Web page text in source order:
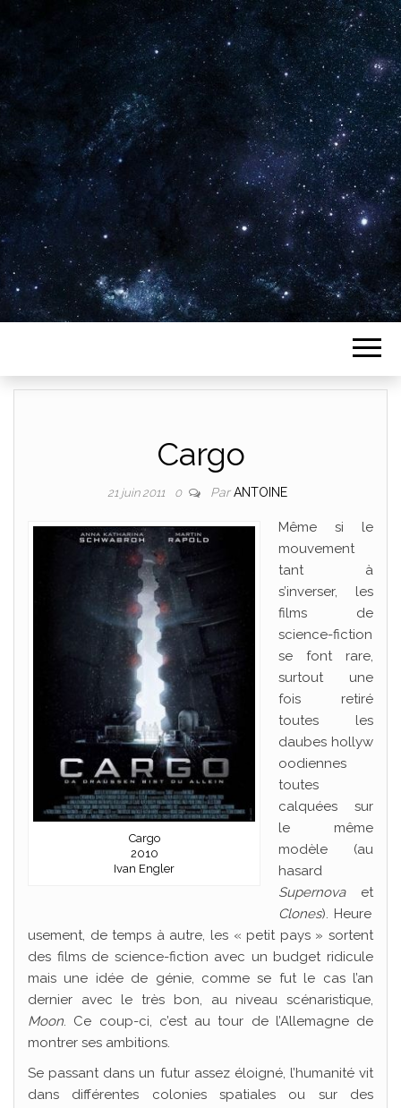
Plus de 2800 critiques de films
Cargo
21 juin 2011 0 ParANTOINE
Cargo
2010
Ivan Engler
Même si le
mouvement
tant à
s’inverser, les
films de
science-fiction
se font rare,
surtout une
fois retiré
toutes les
daubes hollyw
oodiennes
toutes
calquées sur
le même
modèle (au
hasard
Supernova et
Clones). Heure
usement, de temps à autre, les « petit pays » sortent
des films de science-fiction avec un budget ridicule
mais une idée de génie, comme se fut le cas l’an
dernier avec le très bon, au niveau scénaristique,
Moon. Ce coup-ci, c’est au tour de l’Allemagne de
montrer ses ambitions.
Se passant dans un futur assez éloigné, l’humanité vit
dans différentes colonies spatiales ou sur des